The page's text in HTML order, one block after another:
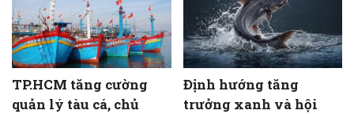
TP.HCM tăng cường
quản lý tàu cá, chủ
Định hướng tăng
trưởng xanh và hội